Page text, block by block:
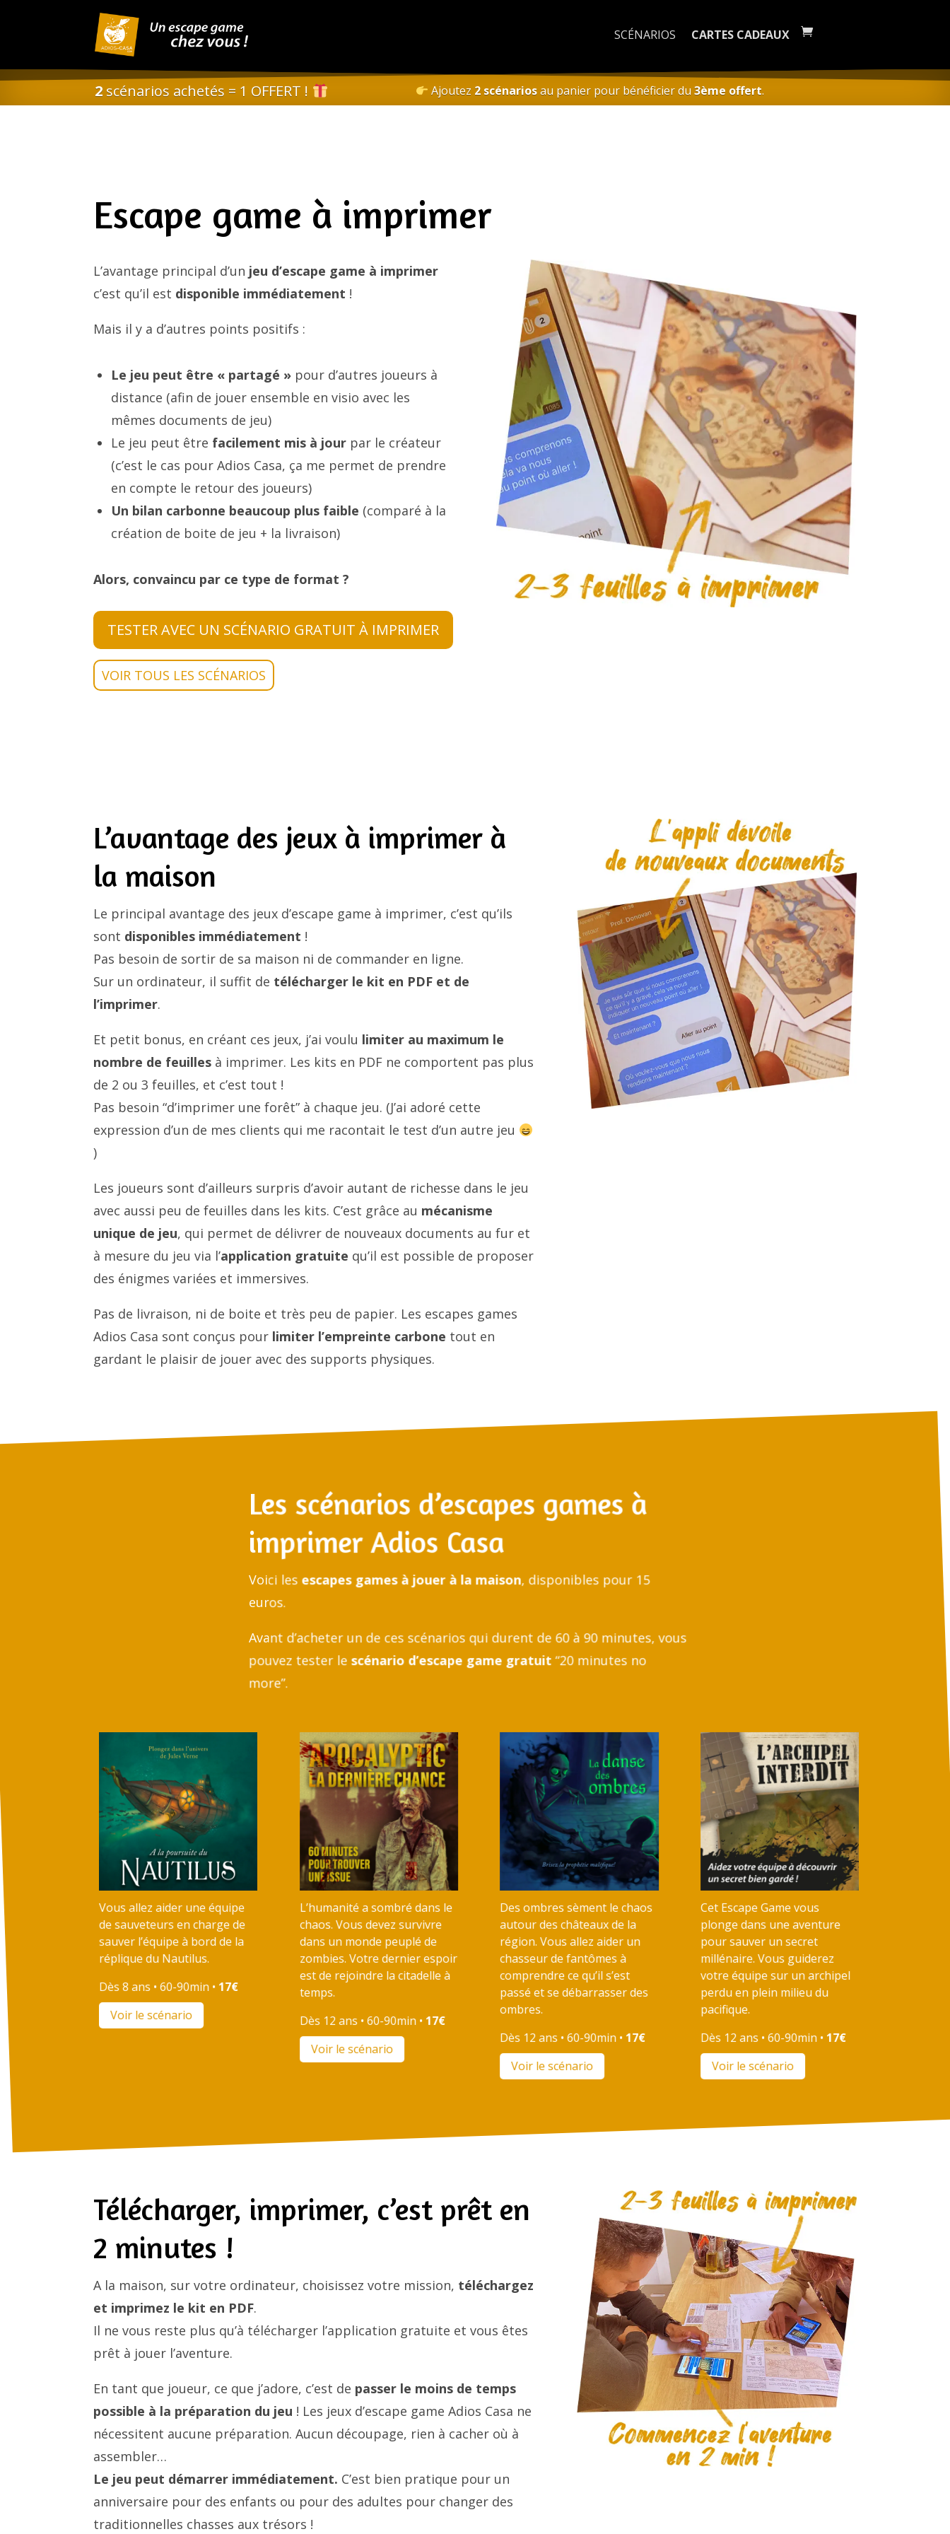
SCÉNARIOS CARTES CADEAUX
2 scénarios achetés = 1 OFFERT ! Ajoutez 2 scénariosau panier pour bénéficier du3ème offert.
Escape game à imprimer
L’avantage principal d’un jeu d’escape game à imprimer
c’est qu’il est disponible immédiatement !
Mais il y a d’autres points positifs :
Le jeu peut être « partagé » pour d’autres joueurs à
distance (afin de jouer ensemble en visio avec les
mêmes documents de jeu)
Le jeu peut être facilement mis à jour par le créateur
(c’est le cas pour Adios Casa, ça me permet de prendre
en compte le retour des joueurs)
Un bilan carbonne beaucoup plus faible (comparé à la
création de boite de jeu + la livraison)
Alors, convaincu par ce type de format ?
TESTER AVEC UN SCÉNARIO GRATUIT À IMPRIMER
VOIR TOUS LES SCÉNARIOS
L’avantage des jeux à imprimer à
la maison
Le principal avantage des jeux d’escape game à imprimer, c’est qu’ils
sont disponibles immédiatement !
Pas besoin de sortir de sa maison ni de commander en ligne.
Sur un ordinateur, il suffit de télécharger le kit en PDF et de
l’imprimer.
Et petit bonus, en créant ces jeux, j’ai voulu limiter au maximum le
nombre de feuilles à imprimer. Les kits en PDF ne comportent pas plus
de 2 ou 3 feuilles, et c’est tout !
Pas besoin “d’imprimer une forêt” à chaque jeu. (J’ai adoré cette
expression d’un de mes clients qui me racontait le test d’un autre jeu
)
Les joueurs sont d’ailleurs surpris d’avoir autant de richesse dans le jeu
avec aussi peu de feuilles dans les kits. C’est grâce au mécanisme
unique de jeu, qui permet de délivrer de nouveaux documents au fur et
à mesure du jeu via l’application gratuite qu’il est possible de proposer
des énigmes variées et immersives.
Pas de livraison, ni de boite et très peu de papier. Les escapes games
Adios Casa sont conçus pour limiter l’empreinte carbone tout en
gardant le plaisir de jouer avec des supports physiques.
Les scénarios d’escapes games à
imprimer Adios Casa
Voici les escapes games à jouer à la maison, disponibles pour 15
euros.
Avant d’acheter un de ces scénarios qui durent de 60 à 90 minutes, vous
pouvez tester le scénario d’escape game gratuit “20 minutes no
more”.
Vous allez aider une équipe
de sauveteurs en charge de
sauver l’équipe à bord de la
réplique du Nautilus.
Dès 8 ans • 60-90min • 17€
Voir le scénario
L’humanité a sombré dans le
chaos. Vous devez survivre
dans un monde peuplé de
zombies. Votre dernier espoir
est de rejoindre la citadelle à
temps.
Dès 12 ans • 60-90min • 17€
Voir le scénario
Des ombres sèment le chaos
autour des châteaux de la
région. Vous allez aider un
chasseur de fantômes à
comprendre ce qu’il s’est
passé et se débarrasser des
ombres.
Dès 12 ans • 60-90min • 17€
Voir le scénario
Cet Escape Game vous
plonge dans une aventure
pour sauver un secret
millénaire. Vous guiderez
votre équipe sur un archipel
perdu en plein milieu du
pacifique.
Dès 12 ans • 60-90min • 17€
Voir le scénario
Télécharger, imprimer, c’est prêt en
2 minutes !
A la maison, sur votre ordinateur, choisissez votre mission, téléchargez
et imprimez le kit en PDF.
Il ne vous reste plus qu’à télécharger l’application gratuite et vous êtes
prêt à jouer l’aventure.
En tant que joueur, ce que j’adore, c’est de passer le moins de temps
possible à la préparation du jeu ! Les jeux d’escape game Adios Casa ne
nécessitent aucune préparation. Aucun découpage, rien à cacher où à
assembler…
Le jeu peut démarrer immédiatement. C’est bien pratique pour un
anniversaire pour des enfants ou pour des adultes pour changer des
traditionnelles chasses aux trésors !